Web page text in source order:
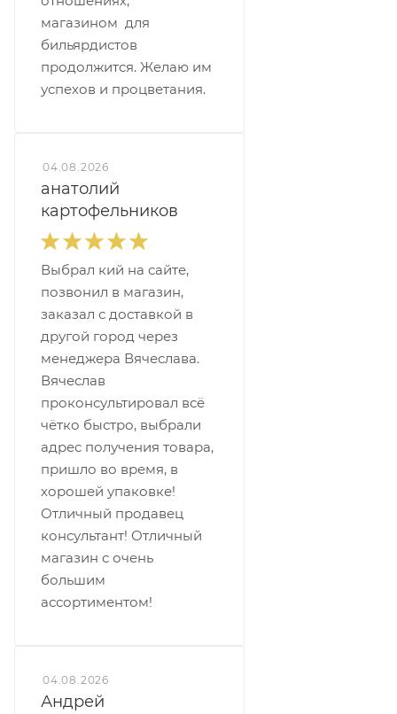
магазином для
бильярдистов
продолжится. Желаю им
успехов и процветания.
04.08.2026
анатолий
картофельников
Выбрал кий на сайте,
позвонил в магазин,
заказал с доставкой в
другой город через
менеджера Вячеслава.
Вячеслав
проконсультировал всё
чётко быстро, выбрали
адрес получения товара,
пришло во время, в
хорошей упаковке!
Отличный продавец
консультант! Отличный
магазин с очень
большим
ассортиментом!
04.08.2026
Андрей